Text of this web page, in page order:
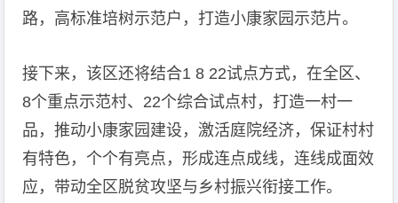
路，高标准培树示范户，打造小康家园示范片。
接下来，该区还将结合1 8 22试点方式，在全区、
8个重点示范村、22个综合试点村，打造一村一
品，推动小康家园建设，激活庭院经济，保证村村
有特色，个个有亮点，形成连点成线，连线成面效
应，带动全区脱贫攻坚与乡村振兴衔接工作。